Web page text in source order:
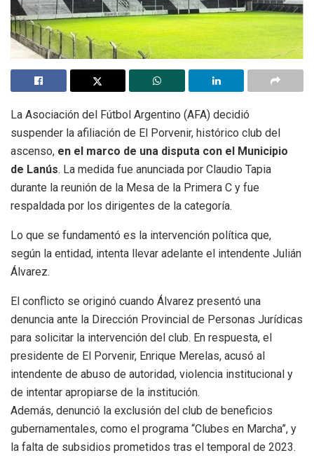
La Asociación del Fútbol Argentino (AFA) decidió
suspender la afiliación de El Porvenir, histórico club del
ascenso, en el marco de una disputa con el Municipio
de Lanús. La medida fue anunciada por Claudio Tapia
durante la reunión de la Mesa de la Primera C y fue
respaldada por los dirigentes de la categoría.
Lo que se fundamentó es la intervención política que,
según la entidad, intenta llevar adelante el intendente Julián
Álvarez.
El conflicto se originó cuando Álvarez presentó una
denuncia ante la Dirección Provincial de Personas Jurídicas
para solicitar la intervención del club. En respuesta, el
presidente de El Porvenir, Enrique Merelas, acusó al
intendente de abuso de autoridad, violencia institucional y
de intentar apropiarse de la institución.
Además, denunció la exclusión del club de beneficios
gubernamentales, como el programa “Clubes en Marcha”, y
la falta de subsidios prometidos tras el temporal de 2023.